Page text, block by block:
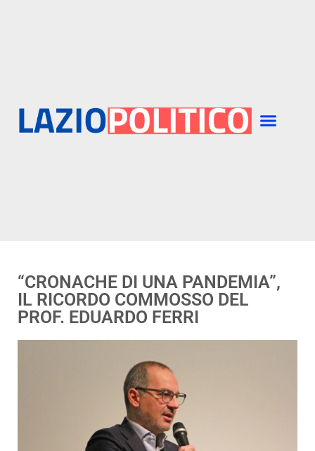
“CRONACHE DI UNA PANDEMIA”,
IL RICORDO COMMOSSO DEL
PROF. EDUARDO FERRI